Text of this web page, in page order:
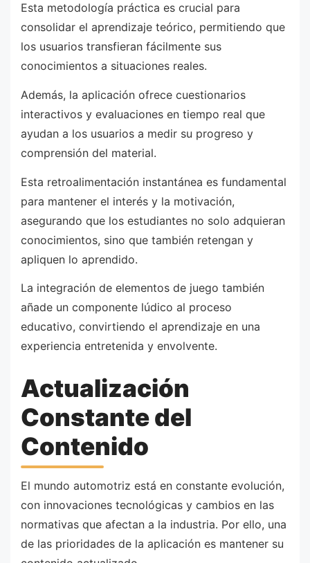
Esta metodología práctica es crucial para
consolidar el aprendizaje teórico, permitiendo que
los usuarios transfieran fácilmente sus
conocimientos a situaciones reales.
Además, la aplicación ofrece cuestionarios
interactivos y evaluaciones en tiempo real que
ayudan a los usuarios a medir su progreso y
comprensión del material.
Esta retroalimentación instantánea es fundamental
para mantener el interés y la motivación,
asegurando que los estudiantes no solo adquieran
conocimientos, sino que también retengan y
apliquen lo aprendido.
La integración de elementos de juego también
añade un componente lúdico al proceso
educativo, convirtiendo el aprendizaje en una
experiencia entretenida y envolvente.
Actualización
Constante del
Contenido
El mundo automotriz está en constante evolución,
con innovaciones tecnológicas y cambios en las
normativas que afectan a la industria. Por ello, una
de las prioridades de la aplicación es mantener su